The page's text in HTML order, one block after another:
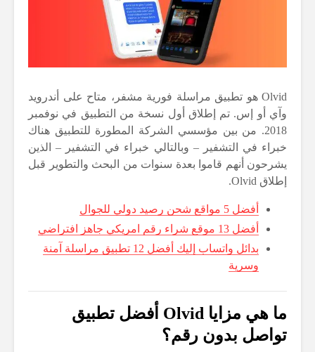
Olvid هو تطبيق مراسلة فورية مشفر، متاح على أندرويد
وآي أو إس. تم إطلاق أول نسخة من التطبيق في نوفمبر
2018. من بين مؤسسي الشركة المطورة للتطبيق هناك
خبراء في التشفير – وبالتالي خبراء في التشفير – الذين
يشرحون أنهم قاموا بعدة سنوات من البحث والتطوير قبل
إطلاق Olvid.
أفضل 5 مواقع شحن رصيد دولي للجوال
أفضل 13 موقع شراء رقم امريكي جاهز افتراضي
بدائل واتساب إليك أفضل 12 تطبيق مراسلة آمنة
وسرية
ما هي مزايا Olvid أفضل تطبيق
تواصل بدون رقم؟